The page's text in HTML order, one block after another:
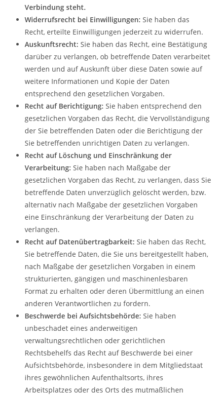
Verbindung steht.
Widerrufsrecht bei Einwilligungen: Sie haben das
Recht, erteilte Einwilligungen jederzeit zu widerrufen.
Auskunftsrecht: Sie haben das Recht, eine Bestätigung
darüber zu verlangen, ob betreffende Daten verarbeitet
werden und auf Auskunft über diese Daten sowie auf
weitere Informationen und Kopie der Daten
entsprechend den gesetzlichen Vorgaben.
Recht auf Berichtigung: Sie haben entsprechend den
gesetzlichen Vorgaben das Recht, die Vervollständigung
der Sie betreffenden Daten oder die Berichtigung der
Sie betreffenden unrichtigen Daten zu verlangen.
Recht auf Löschung und Einschränkung der
Verarbeitung: Sie haben nach Maßgabe der
gesetzlichen Vorgaben das Recht, zu verlangen, dass Sie
betreffende Daten unverzüglich gelöscht werden, bzw.
alternativ nach Maßgabe der gesetzlichen Vorgaben
eine Einschränkung der Verarbeitung der Daten zu
verlangen.
Recht auf Datenübertragbarkeit: Sie haben das Recht,
Sie betreffende Daten, die Sie uns bereitgestellt haben,
nach Maßgabe der gesetzlichen Vorgaben in einem
strukturierten, gängigen und maschinenlesbaren
Format zu erhalten oder deren Übermittlung an einen
anderen Verantwortlichen zu fordern.
Beschwerde bei Aufsichtsbehörde: Sie haben
unbeschadet eines anderweitigen
verwaltungsrechtlichen oder gerichtlichen
Rechtsbehelfs das Recht auf Beschwerde bei einer
Aufsichtsbehörde, insbesondere in dem Mitgliedstaat
ihres gewöhnlichen Aufenthaltsorts, ihres
Arbeitsplatzes oder des Orts des mutmaßlichen